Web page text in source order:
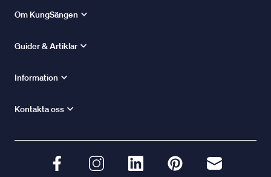
Om KungSängen
Guider & Artiklar
Information
Kontakta oss